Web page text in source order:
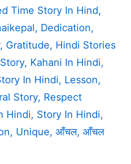
Time Story In Hind,
, Dedication,
, Gratitude, Hindi Stories
, Kahani In Hindi,
In Hindi, Lesson,
Story, Respect
Hindi, Story In Hindi,
, Unique, आँचल, आँचल